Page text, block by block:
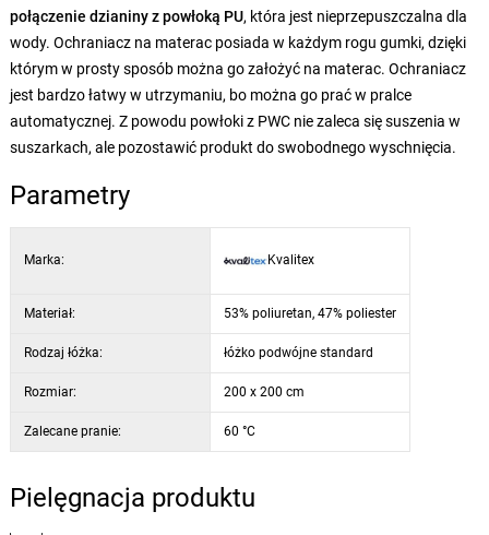
połączenie dzianiny z powłoką PU, która jest nieprzepuszczalna dla
wody. Ochraniacz na materac posiada w każdym rogu gumki, dzięki
którym w prosty sposób można go założyć na materac. Ochraniacz
jest bardzo łatwy w utrzymaniu, bo można go prać w pralce
automatycznej. Z powodu powłoki z PWC nie zaleca się suszenia w
suszarkach, ale pozostawić produkt do swobodnego wyschnięcia.
Parametry
Marka: Kvalitex
Materiał: 53% poliuretan, 47% poliester
Rodzaj łóżka: łóżko podwójne standard
Rozmiar: 200 x 200 cm
Zalecane pranie: 60 °C
Pielęgnacja produktu